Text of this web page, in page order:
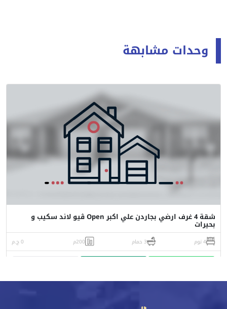
وحدات مشابهة
شقة 4 غرف ارضي بجاردن علي اكبر Open ڤيو لاند سكيب و
بحيرات
4 نوم 3 حمام 200م 0 ج.م